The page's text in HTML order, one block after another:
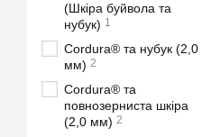
(Шкіра буйвола та
нубук) 1
Cordura® та нубук (2,0
мм) 2
Cordura® та
повнозерниста шкіра
(2,0 мм) 2